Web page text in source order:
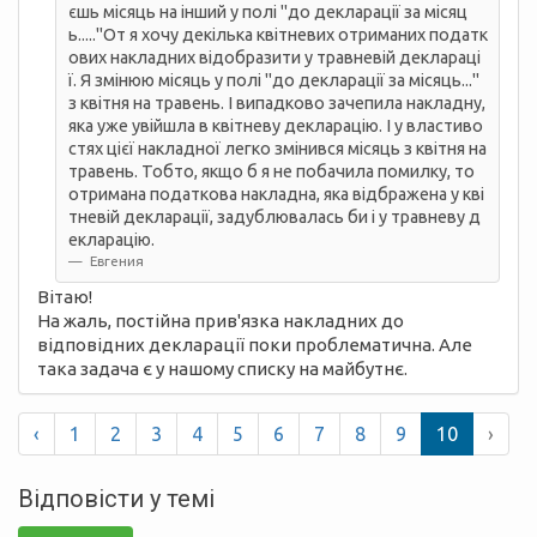
єшь місяць на інший у полі "до декларації за місяц
ь....."От я хочу декілька квітневих отриманих податк
ових накладних відобразити у травневій деклараці
ї. Я змінюю місяць у полі "до декларації за місяць..."
з квітня на травень. І випадково зачепила накладну,
яка уже увійшла в квітневу декларацію. І у властиво
стях цієї накладної легко змінився місяць з квітня на
травень. Тобто, якщо б я не побачила помилку, то
отримана податкова накладна, яка відбражена у кві
тневій декларації, задублювалась би і у травневу д
екларацію.
Евгения
Вітаю!
На жаль, постійна прив'язка накладних до
відповідних декларації поки проблематична. Але
така задача є у нашому списку на майбутнє.
‹ 1 2 3 4 5 6 7 8 9 10 ›
Відповісти у темі